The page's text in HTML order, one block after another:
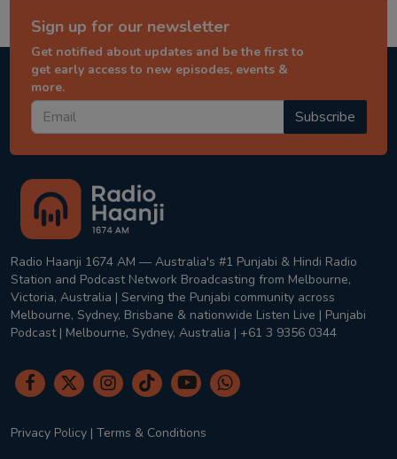
Sign up for our newsletter
Get notified about updates and be the first to
get early access to new episodes, events &
more.
Subscribe
Radio Haanji 1674 AM — Australia's #1 Punjabi & Hindi Radio
Station and Podcast Network Broadcasting from Melbourne,
Victoria, Australia | Serving the Punjabi community across
Melbourne, Sydney, Brisbane & nationwide Listen Live | Punjabi
Podcast | Melbourne, Sydney, Australia | +61 3 9356 0344
Privacy Policy | Terms & Conditions